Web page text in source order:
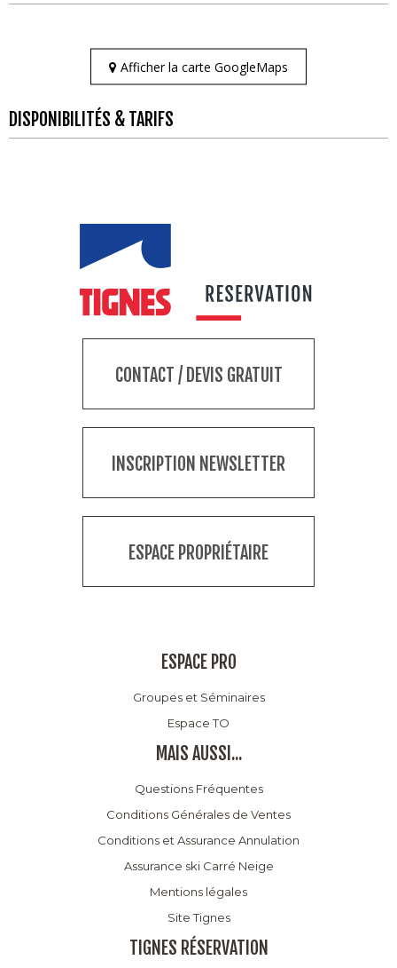
Afficher la carte GoogleMaps
DISPONIBILITÉS & TARIFS
CONTACT / DEVIS GRATUIT
INSCRIPTION NEWSLETTER
ESPACE PROPRIÉTAIRE
ESPACE PRO
Groupes et Séminaires
Espace TO
MAIS AUSSI...
Questions Fréquentes
Conditions Générales de Ventes
Conditions et Assurance Annulation
Assurance ski Carré Neige
Mentions légales
Site Tignes
TIGNES RÉSERVATION